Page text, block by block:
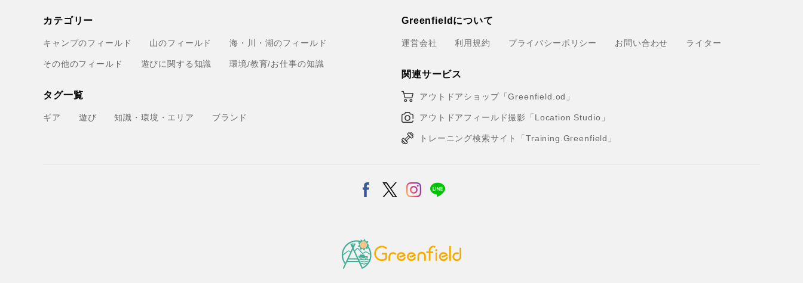
カテゴリー
キャンプのフィールド 山のフィールド 海・川・湖のフィールド
その他のフィールド 遊びに関する知識 環境/教育/お仕事の知識
タグ一覧
ギア 遊び 知識・環境・エリア ブランド
Greenfieldについて
運営会社 利用規約 プライバシーポリシー お問い合わせ ライター
関連サービス
アウトドアショップ「Greenfield.od」
アウトドアフィールド撮影「Location Studio」
トレーニング検索サイト「Training.Greenfield」